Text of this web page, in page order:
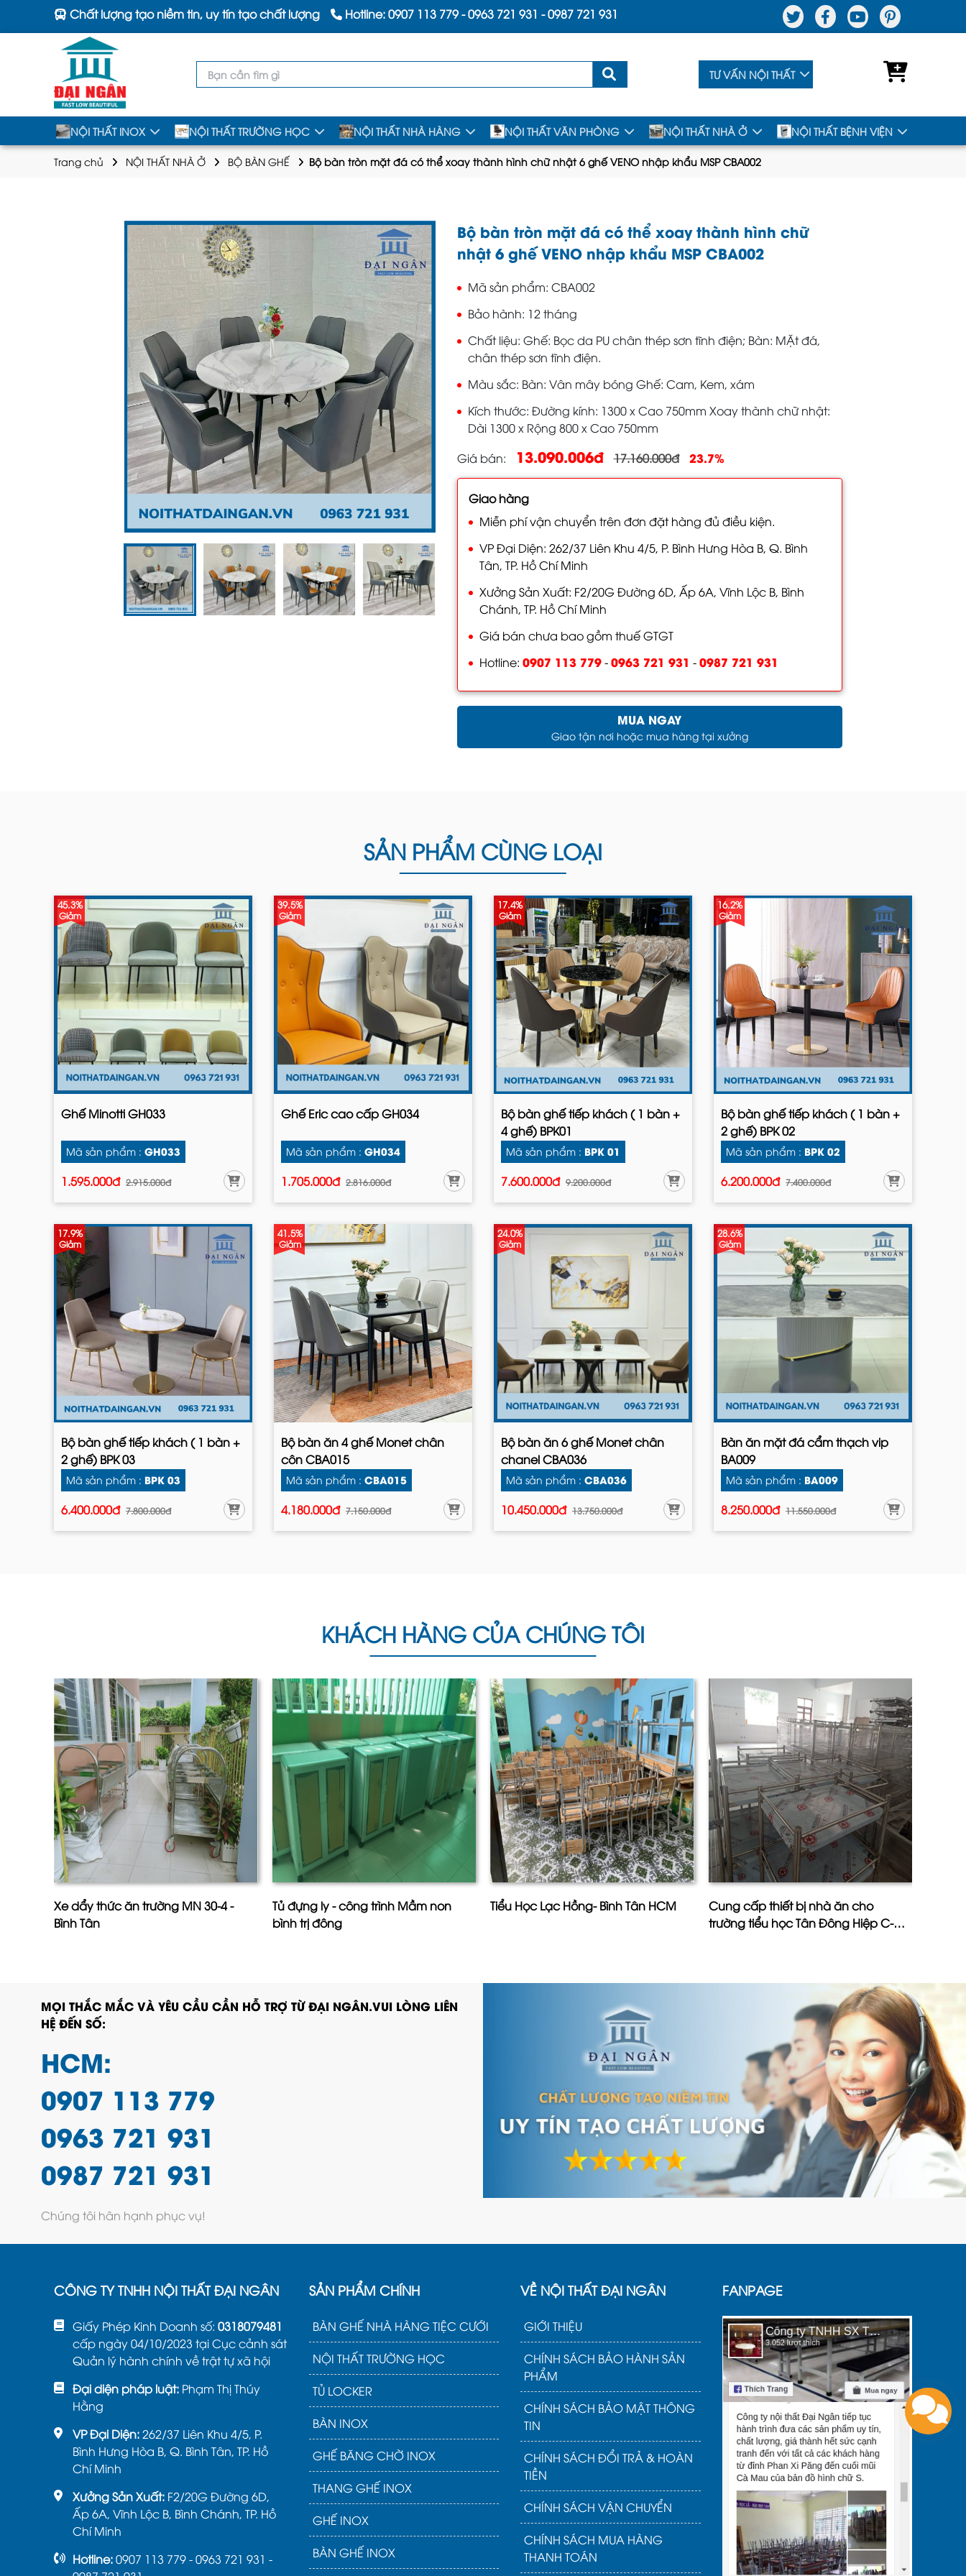
Chất lượng tạo niềm tin, uy tín tạo chất lượng Hotline:0907 113 779-0963 721 931 -0987 721 931
TƯ VẤN NỘI THẤT
NỘI THẤT INOX NỘI THẤT TRƯỜNG HỌC NỘI THẤT NHÀ HÀNG NỘI THẤT VĂN PHÒNG NỘI THẤT NHÀ Ở NỘI THẤT BỆNH VIỆN
Trang chủ NỘI THẤT NHÀ Ở BỘ BÀN GHẾ Bộ bàn tròn mặt đá có thể xoay thành hình chữ nhật 6 ghế VENO nhập khẩu MSP CBA002
Bộ bàn tròn mặt đá có thể xoay thành hình chữ
nhật 6 ghế VENO nhập khẩu MSP CBA002
Mã sản phẩm CBA002
Bảo hành 12 tháng
Chất liệu Ghế: Bọc da PU chân thép sơn tĩnh điện; Bàn: MẶt đá,
chân thép sơn tĩnh điện.
Màu sắc Bàn: Vân mây bóng Ghế: Cam, Kem, xám
Kích thước Đường kính: 1300 x Cao 750mm Xoay thành chữ nhật:
Dài 1300 x Rộng 800 x Cao 750mm
Giá bán
13.090.006đ 17.160.000đ 23.7%
Giao hàng
Miễn phí vận chuyển trên đơn đặt hàng đủ điều kiện.
VP Đại Diện: 262/37 Liên Khu 4/5, P. Bình Hưng Hòa B, Q. Bình
Tân, TP. Hồ Chí Minh
Xưởng Sản Xuất: F2/20G Đường 6D, Ấp 6A, Vĩnh Lộc B, Bình
Chánh, TP. Hồ Chí Minh
Giá bán chưa bao gồm thuế GTGT
Hotline: 0907 113 779-0963 721 931 -0987 721 931
MUA NGAY
Giao tận nơi hoặc mua hàng tại xưởng
SẢN PHẨM CÙNG LOẠI
45.3%
Giảm
Ghế Minotti GH033
Mã sản phẩm : GH033
1.595.000đ 2.915.000đ
39.5%
Giảm
Ghế Eric cao cấp GH034
Mã sản phẩm : GH034
1.705.000đ 2.816.000đ
17.4%
Giảm
Bộ bàn ghế tiếp khách ( 1 bàn +
4 ghế) BPK01
Mã sản phẩm : BPK 01
7.600.000đ 9.200.000đ
16.2%
Giảm
Bộ bàn ghế tiếp khách ( 1 bàn +
2 ghế) BPK 02
Mã sản phẩm : BPK 02
6.200.000đ 7.400.000đ
17.9%
Giảm
Bộ bàn ghế tiếp khách ( 1 bàn +
2 ghế) BPK 03
Mã sản phẩm : BPK 03
6.400.000đ 7.800.000đ
41.5%
Giảm
Bộ bàn ăn 4 ghế Monet chân
côn CBA015
Mã sản phẩm : CBA015
4.180.000đ 7.150.000đ
24.0%
Giảm
Bộ bàn ăn 6 ghế Monet chân
chanel CBA036
Mã sản phẩm : CBA036
10.450.000đ 13.750.000đ
28.6%
Giảm
Bàn ăn mặt đá cẩm thạch vip
BA009
Mã sản phẩm : BA009
8.250.000đ 11.550.000đ
KHÁCH HÀNG CỦA CHÚNG TÔI
Xe dẩy thức ăn trường MN 30-4 -
Bình Tân
Tủ đựng ly - công trình Mầm non
bình trị đông
Tiểu Học Lạc Hồng- Bình Tân HCM
Cung cấp thiết bị nhà ăn cho
trường tiểu học Tân Đông Hiệp C-
MỌI THẮC MẮC VÀ YÊU CẦU CẦN HỖ TRỢ TỪ ĐẠI NGÂN.VUI LÒNG LIÊN
HỆ ĐẾN SỐ:
HCM:
0907 113 779
0963 721 931
0987 721 931
Chúng tôi hân hạnh phục vụ!
CÔNG TY TNHH NỘI THẤT ĐẠI NGÂN
Giấy Phép Kinh Doanh số: 0318079481
cấp ngày 04/10/2023 tại Cục cảnh sát
Quản lý hành chính về trật tự xã hội
Đại diện pháp luật: Phạm Thị Thúy
Hằng
VP Đại Diện:262/37 Liên Khu 4/5, P.
Bình Hưng Hòa B, Q. Bình Tân, TP. Hồ
Chí Minh
Xưởng Sản Xuất: F2/20G Đường 6D,
Ấp 6A, Vĩnh Lộc B, Bình Chánh, TP. Hồ
Chí Minh
Hotline:0907 113 779 - 0963 721 931 -
SẢN PHẨM CHÍNH
BÀN GHẾ NHÀ HÀNG TIỆC CƯỚI
NỘI THẤT TRƯỜNG HỌC
TỦ LOCKER
BÀN INOX
GHẾ BĂNG CHỜ INOX
THANG GHẾ INOX
GHẾ INOX
BÀN GHẾ INOX
VỀ NỘI THẤT ĐẠI NGÂN
GIỚI THIỆU
CHÍNH SÁCH BẢO HÀNH SẢN
PHẨM
CHÍNH SÁCH BẢO MẬT THÔNG
TIN
CHÍNH SÁCH ĐỔI TRẢ & HOÀN
TIỀN
CHÍNH SÁCH VẬN CHUYỂN
CHÍNH SÁCH MUA HÀNG
THANH TOÁN
FANPAGE